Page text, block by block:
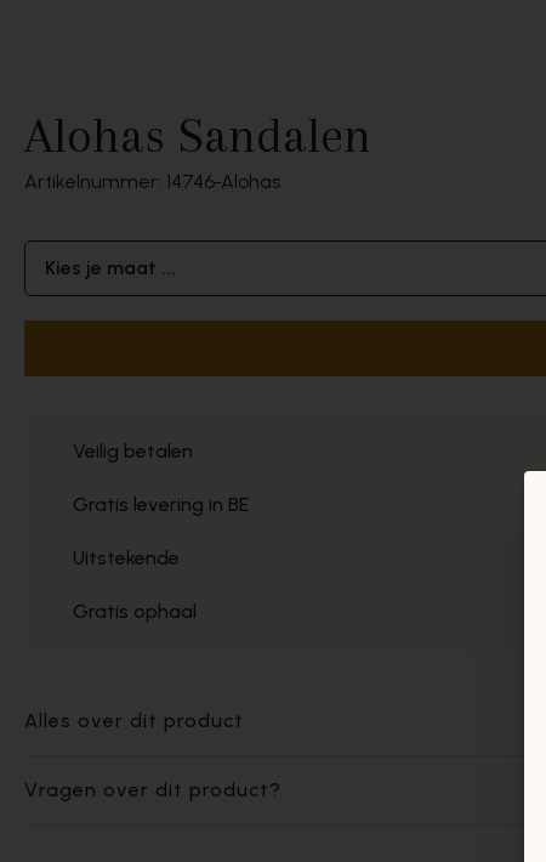
Alohas Sandalen
Artikelnummer: 14746 Alohas
Kies je maat ...
Veilig betalen
Gratis levering in BE
Uitstekende
Gratis ophaal
Alles over dit product
Vragen over dit product?